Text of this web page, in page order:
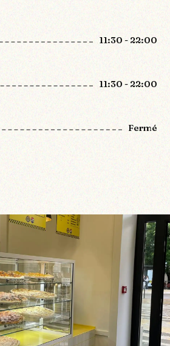
11:30 - 22:00
11:30 - 22:00
Fermé